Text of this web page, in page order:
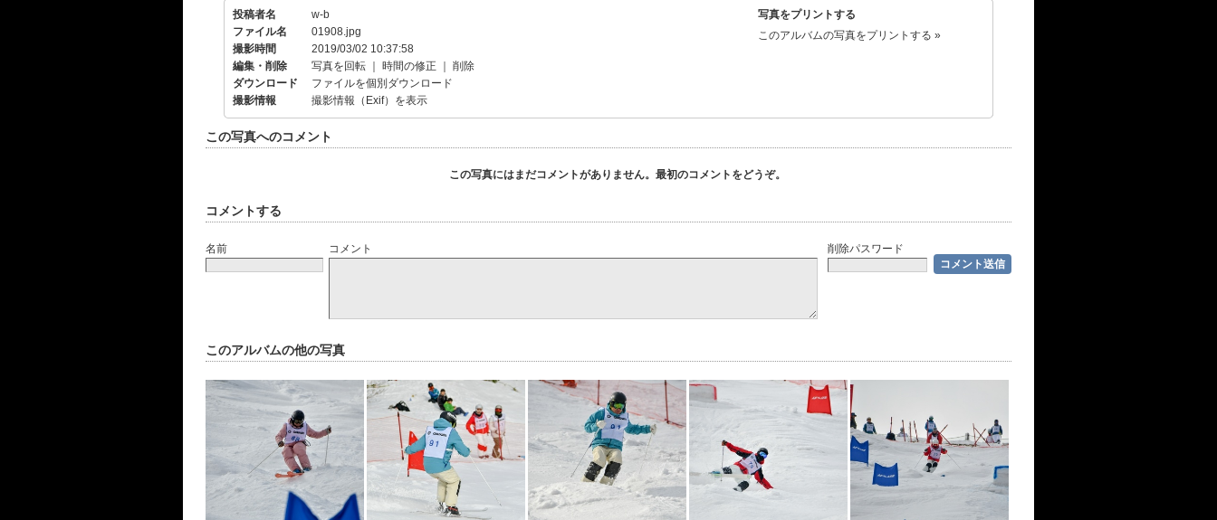
投稿者名
w-b
ファイル名
01908.jpg
撮影時間
2019/03/02 10:37:58
編集・削除
写真を回転 時間の修正
削除
ダウンロード
ファイルを個別ダウンロード
撮影情報
撮影情報（Exif）を表示
写真をプリントする
このアルバムの写真をプリントする »
この写真へのコメント
この写真にはまだコメントがありません。最初のコメントをどうぞ。
コメントする
名前 コメント 削除パスワード
このアルバムの他の写真